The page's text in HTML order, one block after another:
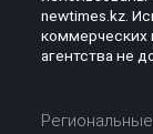
newtimes.kz.
коммерческих
агентства не